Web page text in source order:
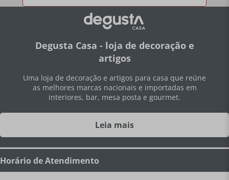
Degusta Casa - loja de decoração e
artigos
Uma loja de decoração e artigos para casa que reúne
as melhores marcas nacionais e importadas em
interiores, bar, mesa posta e gourmet.
Leia mais
Horário de Atendimento